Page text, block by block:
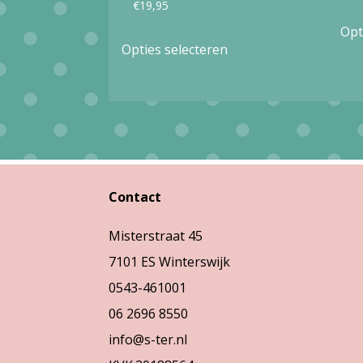
€19,95
Opties selecteren
variaties.
Deze
worden
Contact
Misterstraat 45
7101 ES Winterswijk
0543-461001
06 2696 8550
info@s-ter.nl